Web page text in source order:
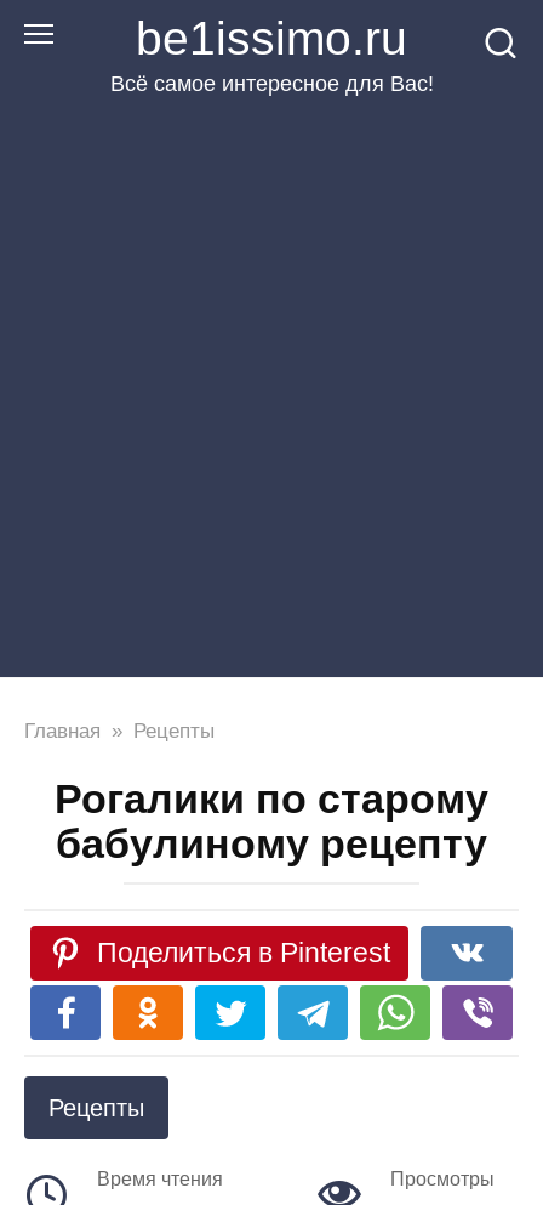
Перейти
be1issimo.ru
Всё самое интересное для Вас!
Главная » Рецепты
Рогалики по старому
бабулиному рецепту
Поделиться в Pinterest
Рецепты
Время чтения Просмотры